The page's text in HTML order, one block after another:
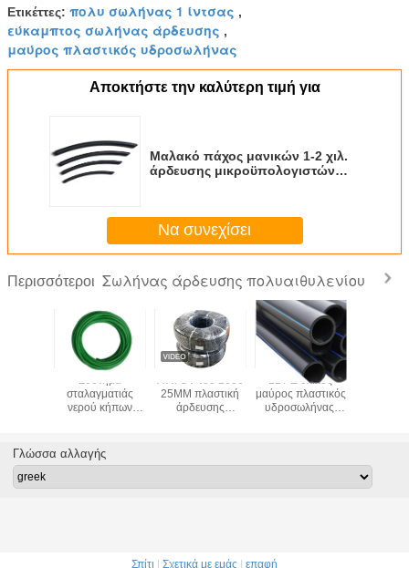
Ετικέττες: πολυ σωλήνας 1 ίντσας ,
εύκαμπτος σωλήνας άρδευσης ,
μαύρος πλαστικός υδροσωλήνας
Αποκτήστε την καλύτερη τιμή για
Μαλακό πάχος μανικών 1-2 χιλ.
άρδευσης μικροϋπολογιστών
Να συνεχίσει
Περισσότεροι Σωλήνας άρδευσης πολυαιθυλενίου
Σύστημα
σταλαγματιάς
νερού κήπων
πολυαιθυλενίου
μανικών
Αντι UV του 2000
25MM πλαστική
άρδευσης
σωλήνων πολυ
LDPE υλικός
μαύρος πλαστικός
υδροσωλήνας/
γεωργίας
κήπων
Γλώσσα αλλαγής
Σπίτι | Σχετικά με εμάς | επαφή